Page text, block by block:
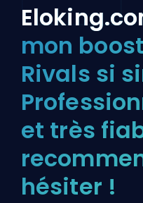
mon
Rivals si
et très
hésiter !